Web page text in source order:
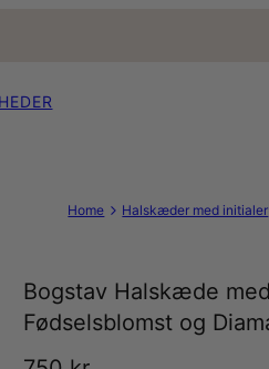
Home Halskæder med initialer
Bogstav Halskæde
Fødselsblomst og